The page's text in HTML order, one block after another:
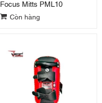
Focus Mitts PML10
Còn hàng